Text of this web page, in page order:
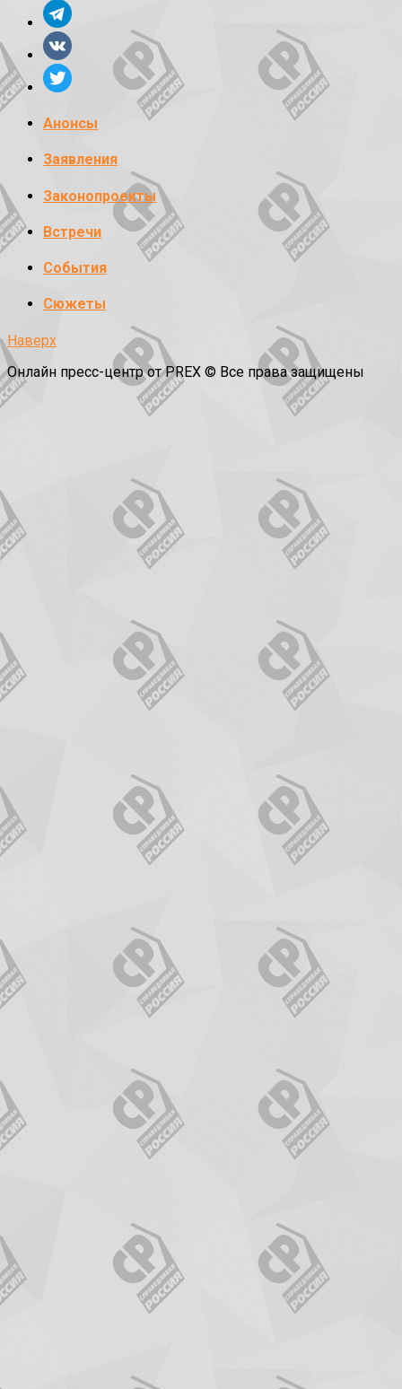
Анонсы
Заявления
Законопроекты
Встречи
События
Сюжеты
Наверх
Онлайн пресс-центр от PREX © Все права защищены